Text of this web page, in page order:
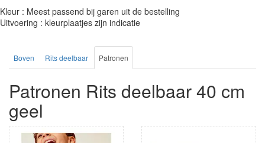
Kleur : Meest passend bij garen uit de bestelling
Uitvoering : kleurplaatjes zijn indicatie
Boven Rits deelbaar Patronen
Patronen Rits deelbaar 40 cm
geel